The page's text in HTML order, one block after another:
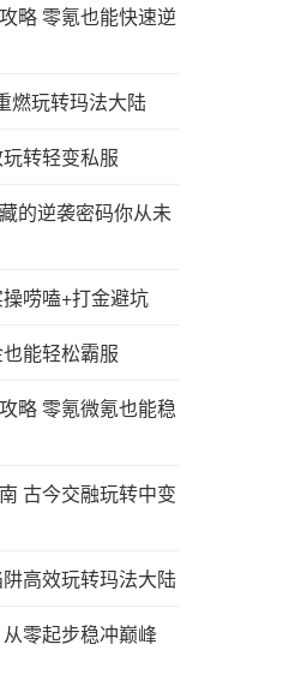
略 零氪也能快速逆
燃玩转玛法大陆
转轻变私服
的逆袭密码你从未
唠嗑+打金避坑
能轻松霸服
略 零氪微氪也能稳
古今交融玩转中变
高效玩转玛法大陆
零起步稳冲巅峰